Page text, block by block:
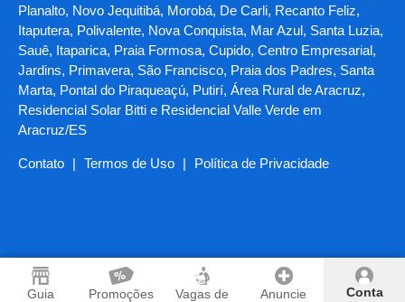
Guia Promoções Vagas de Anuncie Conta
Planalto, Novo Jequitibá, Morobá, De Carli, Recanto Feliz,
Itaputera, Polivalente, Nova Conquista, Mar Azul, Santa Luzia,
Sauê, Itaparica, Praia Formosa, Cupido, Centro Empresarial,
Jardins, Primavera, São Francisco, Praia dos Padres, Santa
Marta, Pontal do Piraqueaçú, Putirí, Área Rural de Aracruz,
Residencial Solar Bitti e Residencial Valle Verde em
Aracruz/ES
Contato | Termos de Uso | Política de Privacidade